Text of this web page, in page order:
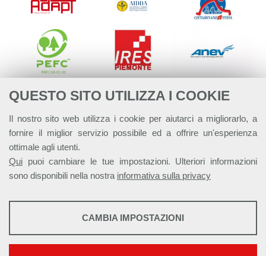
QUESTO SITO UTILIZZA I COOKIE
Il nostro sito web utilizza i cookie per aiutarci a migliorarlo, a
fornire il miglior servizio possibile ed a offrire un'esperienza
ottimale agli utenti.
Qui puoi cambiare le tue impostazioni. Ulteriori informazioni
sono disponibili nella nostra informativa sulla privacy
STATISTICHE
CAMBIA IMPOSTAZIONI
Alleanza Italiana per lo Sviluppo Sostenibile - ASviS